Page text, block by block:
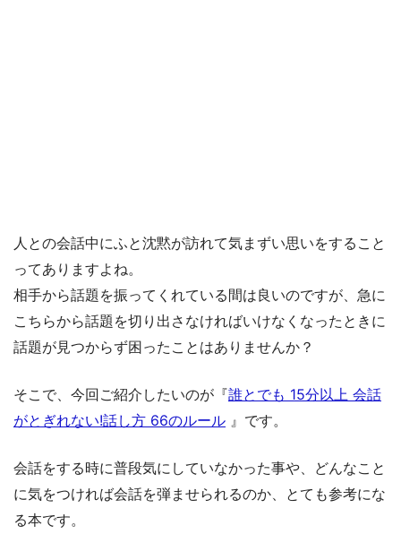
人との会話中にふと沈黙が訪れて気まずい思いをすること
ってありますよね。
相手から話題を振ってくれている間は良いのですが、急に
こちらから話題を切り出さなければいけなくなったときに
話題が見つからず困ったことはありませんか？
そこで、今回ご紹介したいのが『誰とでも 15分以上 会話
がとぎれない!話し方 66のルール 』です。
会話をする時に普段気にしていなかった事や、どんなこと
に気をつければ会話を弾ませられるのか、とても参考にな
る本です。